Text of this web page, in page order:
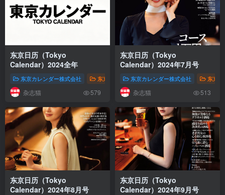
东京日历（Tokyo
Calendar）2024全年
东京カレンダー株式会社 东京日历（Tokyo Calendar，东京カレンダー）
杂志猫 579
东京日历（Tokyo
Calendar）2024年7月号
东京カレンダー株式会社 东京
杂志猫 513
东京日历（Tokyo
Calendar）2024年8月号
东京日历（Tokyo
Calendar）2024年9月号